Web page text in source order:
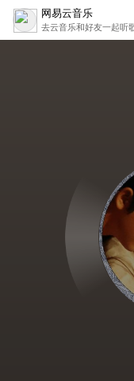
网易云音乐
去云音乐和好友一起听